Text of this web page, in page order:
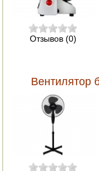
Отзывов (0)
Вентилятор